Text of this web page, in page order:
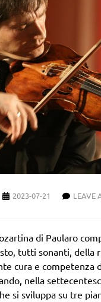
2023-07-21 LEAVE
di Paularo
tutti sonanti, della
cura e competenza
nella
si sviluppa su tre